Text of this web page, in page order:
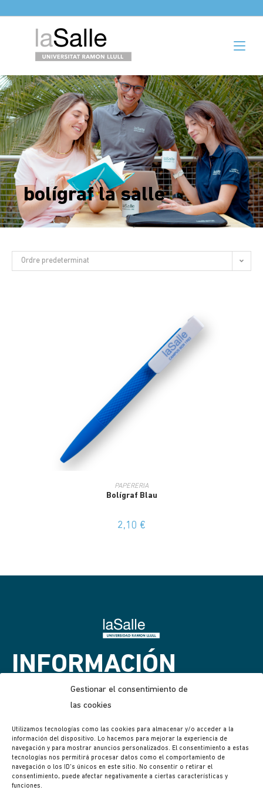
Gestionar el consentimiento de
las cookies
Utilizamos tecnologías como las cookies para almacenar y/o acceder a la
información del dispositivo. Lo hacemos para mejorar la experiencia de
navegación y para mostrar anuncios personalizados. El consentimiento a estas
tecnologías nos permitirá procesar datos como el comportamiento de
navegación o los ID's únicos en este sitio. No consentir o retirar el
consentimiento, puede afectar negativamente a ciertas características y
funciones.
bolígraf la salle
Ordre predeterminat
PAPERERIA
Bolígraf Blau
2,10 €
INFORMACIÓN
GENERAL
Guia de tallas
Puntos de recogida
Compromiso ecológico
Contacto